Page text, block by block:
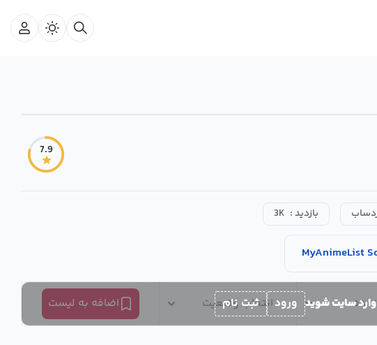
7.9
بازدید : 3K
MyAnimeList
بده انتخاب وضعیت اضافه به لیست سایت شوید ورود ثبت نام